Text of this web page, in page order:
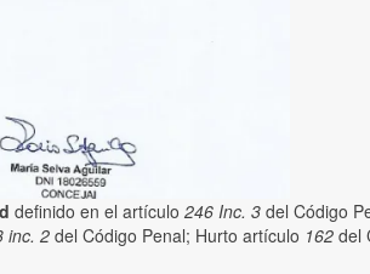
definido en el artículo 246 Inc. 3 del Código
inc. 2 del Código Penal; Hurto artículo 162 del